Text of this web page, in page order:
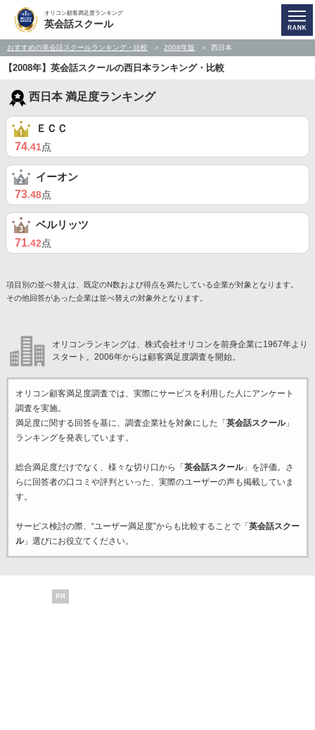
オリコン顧客満足度ランキング
英会話スクール
おすすめの英会話スクールランキング・比較 2008年版 西日本
【2008年】英会話スクールの西日本ランキング・比較
西日本 満足度ランキング
ＥＣＣ
74.41点
イーオン
73.48点
ベルリッツ
71.42点
項目別の並べ替えは、既定のN数および得点を満たしている企業が対象となります。
その他回答があった企業は並べ替えの対象外となります。
オリコンランキングは、株式会社オリコンを前身企業に1967年より
スタート。2006年からは顧客満足度調査を開始。
オリコン顧客満足度調査では、実際にサービスを利用した 人にアンケート
調査を実施。
満足度に関する回答を基に、調査企業社を対象にした「 英会話スクール」
ランキングを発表しています。
総合満足度だけでなく、様々な切り口から「 英会話スクール」を評価。さ
らに回答者の口コミや評判といった、実際のユーザーの声も掲載していま
す。
サービス検討の際、“ユーザー満足度”からも比較することで「 英会話スクー
ル」選びにお役立てください。
PR